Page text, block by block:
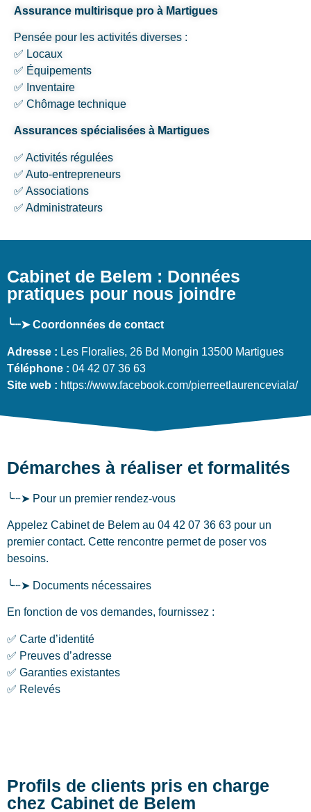
Assurance multirisque pro à Martigues
Pensée pour les activités diverses :
✅ Locaux
✅ Équipements
✅ Inventaire
✅ Chômage technique
Assurances spécialisées à Martigues
✅ Activités régulées
✅ Auto-entrepreneurs
✅ Associations
✅ Administrateurs
Cabinet de Belem : Données
pratiques pour nous joindre
╰┈➤ Coordonnées de contact
Adresse : Les Floralies, 26 Bd Mongin 13500 Martigues
Téléphone : 04 42 07 36 63
Site web : https://www.facebook.com/pierreetlaurenceviala/
Démarches à réaliser et formalités
╰┈➤ Pour un premier rendez-vous
Appelez Cabinet de Belem au 04 42 07 36 63 pour un
premier contact. Cette rencontre permet de poser vos
besoins.
╰┈➤ Documents nécessaires
En fonction de vos demandes, fournissez :
✅ Carte d’identité
✅ Preuves d’adresse
✅ Garanties existantes
✅ Relevés
Profils de clients pris en charge
chez Cabinet de Belem